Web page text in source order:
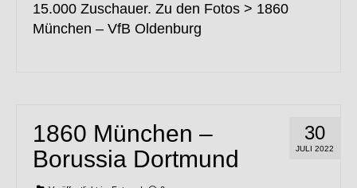
15.000 Zuschauer. Zu den Fotos > 1860
München – VfB Oldenburg
30
JULI 2022
1860 München –
Borussia Dortmund